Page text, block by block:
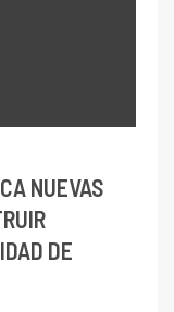
NUEVAS
DE